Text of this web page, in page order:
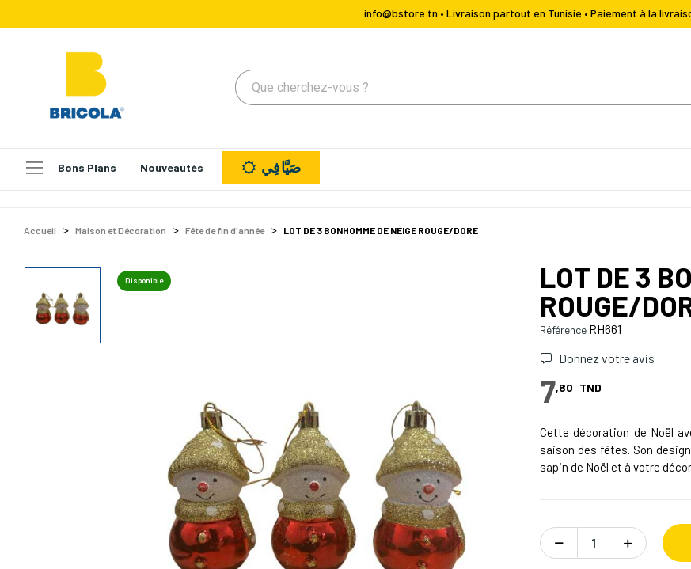
info@bstore.tn • Livraison partout en Tunisie • Paiement à la
Bons Plans Nouveautés صَيَّافِي
Accueil Maison et Décoration Fête de fin d'année LOT DE 3 BONHOMME DE NEIGE ROUGE/DORE
Disponible
LOT DE 3
ROUGE/
Référence RH661
Donnez votre avis
7,80 TND
Cette décoration de Noël
saison des fêtes. Son
sapin de Noël et à votre